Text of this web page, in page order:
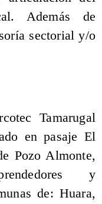
Además de
sectorial y/o
Tamarugal
en pasaje El
Pozo Almonte,
y
de: Huara,